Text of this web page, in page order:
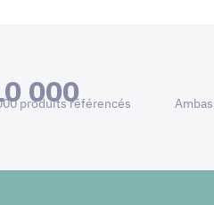
000
produits référencés